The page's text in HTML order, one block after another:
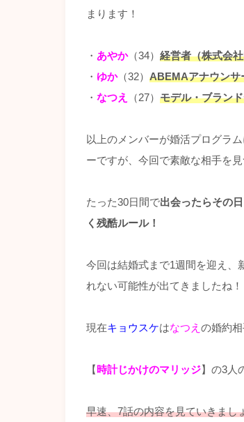
まります！
・ あやか（34） 経営者（株式会
・ ゆか（32） ABEMAアナウンサ
・ なつえ （27） モデル・ブラン
以上のメンバーが婚活プログラ
ーですが、今回で素敵な相手を
たった30日間で出会ったらその
く残酷ルール！
今回は結婚式まで1週間を迎え、
れない可能性が出てきましたね！
現在キョウスケはなつえ の婚約相
【時計じかけのマリッジ】の3人
早速、7話の内容を見ていきまし